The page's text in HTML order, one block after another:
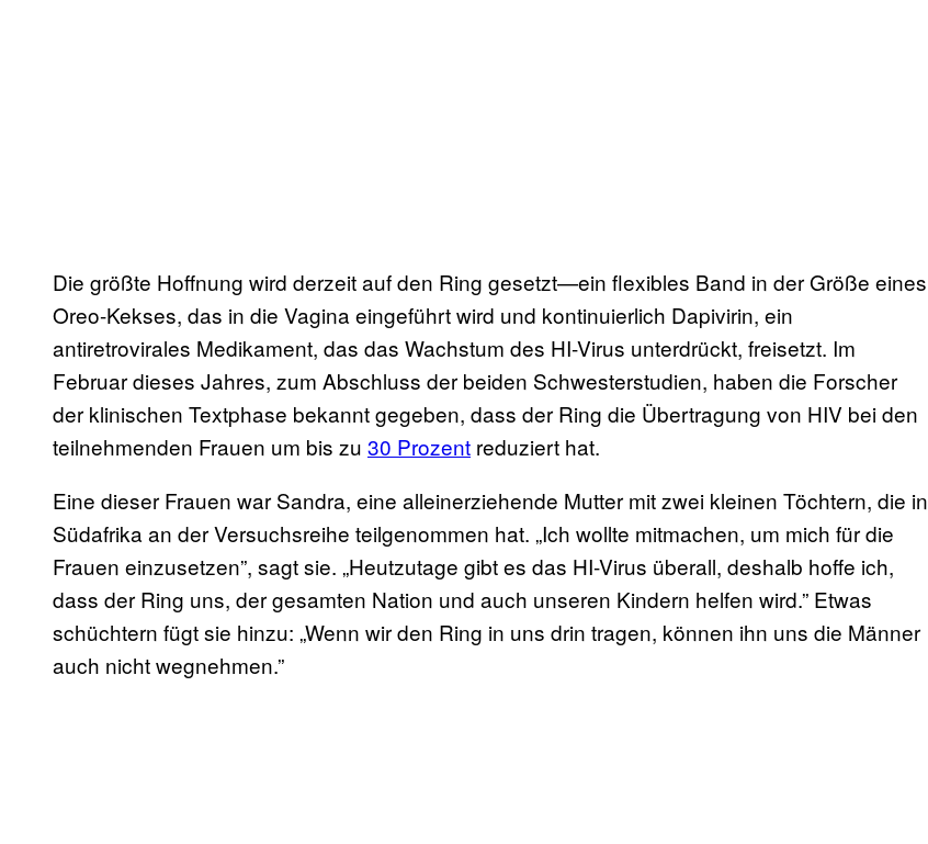
Die größte Hoffnung wird derzeit auf den Ring gesetzt—ein flexibles Band in der Größe eines
Oreo-Kekses, das in die Vagina eingeführt wird und kontinuierlich Dapivirin, ein
antiretrovirales Medikament, das das Wachstum des HI-Virus unterdrückt, freisetzt. Im
Februar dieses Jahres, zum Abschluss der beiden Schwesterstudien, haben die Forscher
der klinischen Textphase bekannt gegeben, dass der Ring die Übertragung von HIV bei den
teilnehmenden Frauen um bis zu 30 Prozent reduziert hat.
Eine dieser Frauen war Sandra, eine alleinerziehende Mutter mit zwei kleinen Töchtern, die in
Südafrika an der Versuchsreihe teilgenommen hat. „Ich wollte mitmachen, um mich für die
Frauen einzusetzen”, sagt sie. „Heutzutage gibt es das HI-Virus überall, deshalb hoffe ich,
dass der Ring uns, der gesamten Nation und auch unseren Kindern helfen wird.” Etwas
schüchtern fügt sie hinzu: „Wenn wir den Ring in uns drin tragen, können ihn uns die Männer
auch nicht wegnehmen.”